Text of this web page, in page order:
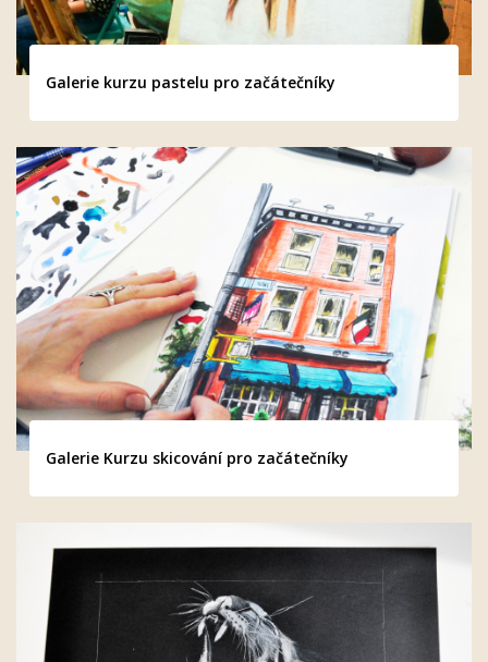
Galerie kurzu pastelu pro začátečníky
Galerie Kurzu skicování pro začátečníky